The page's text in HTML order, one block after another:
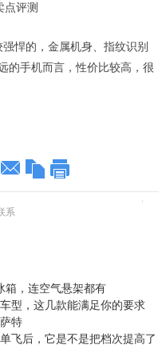
悍的，金属机身、指纹识别
的手机而言，性价比较高，很
系
箱，连空气悬架都有
型，这几款能满足你的要求
特
飞后，它是不是把档次提高了